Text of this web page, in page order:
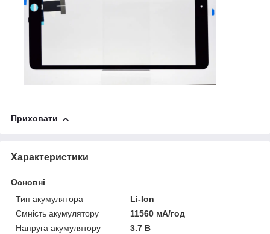
Приховати
Характеристики
Основні
Тип акумулятора
Li-Ion
Ємність акумулятору
11560 мА/год
Напруга акумулятору
3.7 В